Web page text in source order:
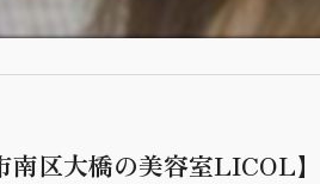
区大橋の美容室LICOL】